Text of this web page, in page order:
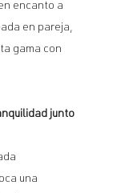
encanto a
en pareja,
gama con
junto
una